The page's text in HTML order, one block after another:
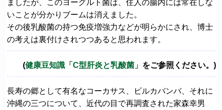
ましたが、このヨーグルト菌は、住人の腸内には常在しな
いことが分かりブームは消えました。
その後乳酸菌の持つ免疫増強力などが明らかにされ、博士
の考えは裏付けされつつあると思われます。
(健康豆知識「C型肝炎と乳酸菌」 をご参照ください。)
長寿の郷として有名なコーカサス、ビルカバンバ、それに
沖縄の三つについて、近代の目で再調査された家森幸男